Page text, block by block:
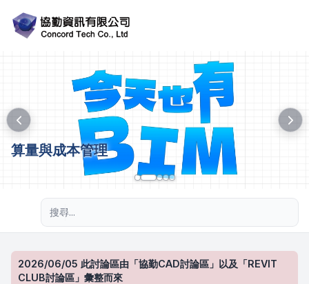
算量與成本管理
2026/06/05 此討論區由「協勤CAD討論區」以及「REVIT
CLUB討論區」彙整而來